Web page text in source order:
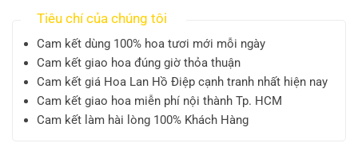
Tiêu chí của chúng tôi
Cam kết dùng 100% hoa tươi mới mỗi ngày
Cam kết giao hoa đúng giờ thỏa thuận
Cam kết giá Hoa Lan Hồ Điệp cạnh tranh nhất hiện nay
Cam kết giao hoa miễn phí nội thành Tp. HCM
Cam kết làm hài lòng 100% Khách Hàng